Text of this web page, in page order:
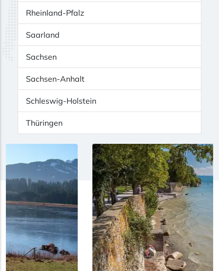
Rheinland-Pfalz
Saarland
Sachsen
Sachsen-Anhalt
Schleswig-Holstein
Thüringen